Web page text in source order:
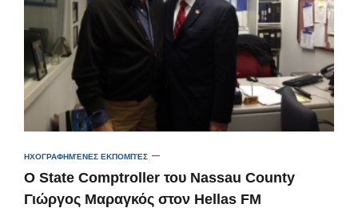
ΗΧΟΓΡΑΦΗΜΈΝΕΣ ΕΚΠΟΜΠΈΣ
Ο State Comptroller του Nassau County
Γιώργος Μαραγκός στον Hellas FM